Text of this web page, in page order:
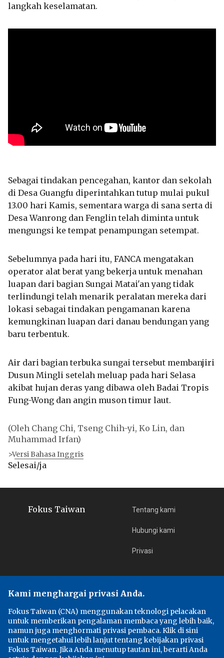
langkah keselamatan.
Sebagai tindakan pencegahan, kantor dan sekolah
di Desa Guangfu diperintahkan tutup mulai pukul
13.00 hari Kamis, sementara warga di sana serta di
Desa Wanrong dan Fenglin telah diminta untuk
mengungsi ke tempat penampungan setempat.
Sebelumnya pada hari itu, FANCA mengatakan
operator alat berat yang bekerja untuk menahan
luapan dari bagian Sungai Matai'an yang tidak
terlindungi telah menarik peralatan mereka dari
lokasi sebagai tindakan pengamanan karena
kemungkinan luapan dari danau bendungan yang
baru terbentuk.
Air dari bagian terbuka sungai tersebut membanjiri
Dusun Mingli setelah meluap pada hari Selasa
akibat hujan deras yang dibawa oleh Badai Tropis
Fung-Wong dan angin muson timur laut.
(Oleh Chang Chi, Tseng Chih-yi, Ko Lin, dan
Muhammad Irfan)
>Versi Bahasa Inggris
Selesai/ja
Fokus Taiwan Tentang kami
Hubungi kami
Privasi
中央通訊社
Focus Taiwan
フォーカス台湾
Kami menghargai privasi Anda.
Fokus Taiwan (CNA) menggunakan teknologi pelacakan
untuk memberikan pengalaman membaca yang lebih baik,
namun juga menghormati privasi pembaca. Klik di sini
untuk mengetahui lebih lanjut tentang kebijakan privasi
Fokus Taiwan. Jika Anda menutup tautan ini, berarti Anda